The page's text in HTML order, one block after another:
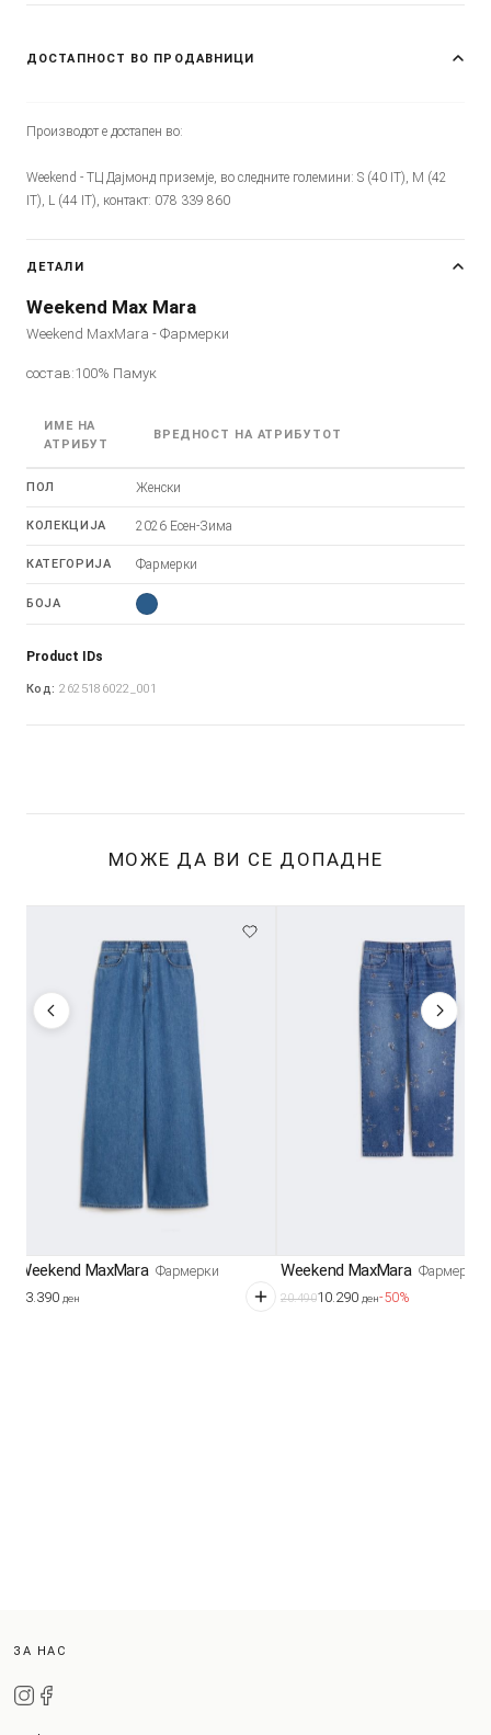
ДОСТАПНОСТ ВО ПРОДАВНИЦИ
Производот е достапен во:
Weekend - ТЦ Дајмонд приземје, во следните големини: S (40 IT), M (42
IT), L (44 IT), контакт: 078 339 860
ДЕТАЛИ
Weekend Max Mara
Weekend MaxMara - Фармерки
состав:100% Памук
ИМЕ НА
АТРИБУТ
ВРЕДНОСТ НА АТРИБУТОТ
ПОЛ Женски
КОЛЕКЦИЈА 2026 Есен-Зима
КАТЕГОРИЈА Фармерки
БОЈА
Product IDs
Код: 2625186022_001
МОЖЕ ДА ВИ СЕ ДОПАДНЕ
Weekend MaxMara Фармерки
13.390 ден
Weekend MaxMara Фармерки
20.49010.290 ден-50%
ЗА НАС